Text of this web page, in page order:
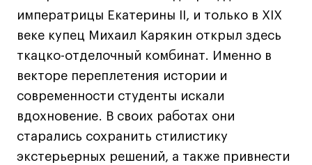
Цифровой маркетолог
Технолог-конструктор одежды
Коммерческий фотограф
Все программы
Для школьников
императрицы Екатерины II, и только в XIX
веке купец Михаил Карякин открыл здесь
ткацко-отделочный комбинат. Именно в
векторе переплетения истории и
современности студенты искали
вдохновение. В своих работах они
старались сохранить стилистику
экстерьерных решений, а также привнести